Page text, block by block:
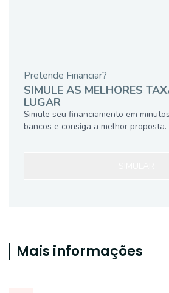
Pretende Financiar?
SIMULE AS MELHORES
LUGAR
Simule seu financiamento em
bancos e consiga a melhor proposta.
Mais informações